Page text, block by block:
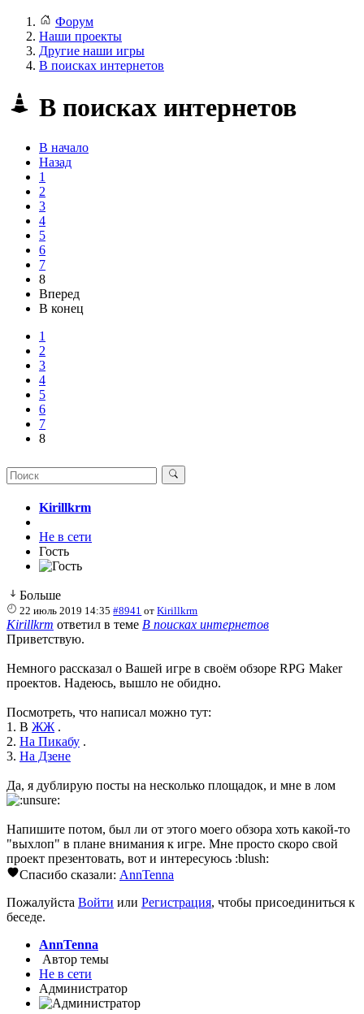
Форум
Наши проекты
Другие наши игры
В поисках интернетов
В поисках интернетов
В начало
Назад
1
2
3
4
5
6
7
8
Вперед
В конец
1
2
3
4
5
6
7
8
Kirillkrm
Не в сети
Гость
Больше
22 июль 2019 14:35 #8941 отKirillkrm
Kirillkrm ответил в теме В поисках интернетов
Приветствую.
Немного рассказал о Вашей игре в своём обзоре RPG Maker
проектов. Надеюсь, вышло не обидно.
Посмотреть, что написал можно тут:
1. В ЖЖ .
2. На Пикабу .
3. На Дзене
Да, я дублирую посты на несколько площадок, и мне в лом
Напишите потом, был ли от этого моего обзора хоть какой-то
"выхлоп" в плане внимания к игре. Мне просто скоро свой
проект презентовать, вот и интересуюсь :blush:
Спасибо сказали: AnnTenna
Пожалуйста Войти или Регистрация, чтобы присоединиться к
беседе.
AnnTenna
Автор темы
Не в сети
Администратор